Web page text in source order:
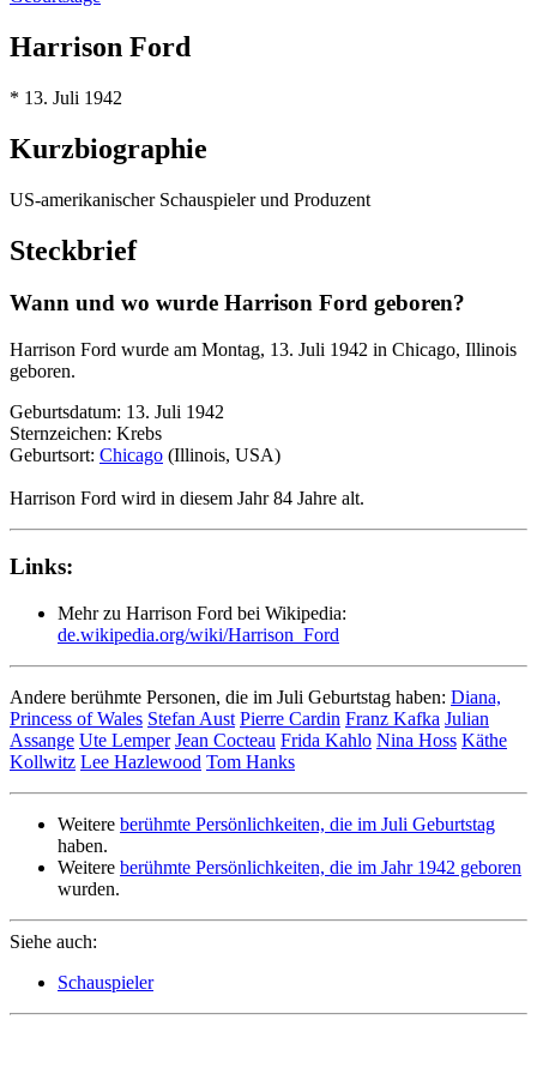
Harrison Ford
* 13. Juli 1942
Kurzbiographie
US-amerikanischer Schauspieler und Produzent
Steckbrief
Wann und wo wurde Harrison Ford geboren?
Harrison Ford wurde am Montag, 13. Juli 1942 in Chicago, Illinois
geboren.
Geburtsdatum: 13. Juli 1942
Sternzeichen: Krebs
Geburtsort: Chicago (Illinois, USA)
Harrison Ford wird in diesem Jahr 84 Jahre alt.
Links:
Mehr zu Harrison Ford bei Wikipedia:
de.wikipedia.org/wiki/Harrison_Ford
Andere berühmte Personen, die im Juli Geburtstag haben: Diana,
Princess of Wales Stefan Aust Pierre Cardin Franz Kafka Julian
Assange Ute Lemper Jean Cocteau Frida Kahlo Nina Hoss Käthe
Kollwitz Lee Hazlewood Tom Hanks
Weitere berühmte Persönlichkeiten, die im Juli Geburtstag
haben.
Weitere berühmte Persönlichkeiten, die im Jahr 1942 geboren
wurden.
Siehe auch:
Schauspieler